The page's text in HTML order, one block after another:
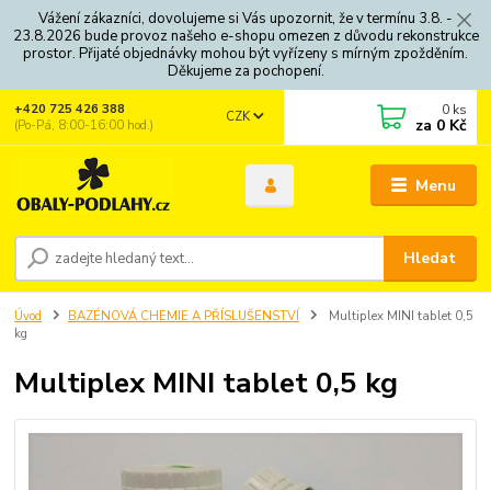
Vážení zákazníci, dovolujeme si Vás upozornit, že v termínu 3.8. -
23.8.2026 bude provoz našeho e-shopu omezen z důvodu rekonstrukce
prostor. Přijaté objednávky mohou být vyřízeny s mírným zpožděním.
Děkujeme za pochopení.
Menu
CZK
Hledat
+420 725 426 388
(Po-Pá, 8:00-16:00 hod.)
0 ks
za 0 Kč
Úvod BAZÉNOVÁ CHEMIE A PŘÍSLUŠENSTVÍ
Multiplex MINI tablet 0,5
kg
Multiplex MINI tablet 0,5 kg